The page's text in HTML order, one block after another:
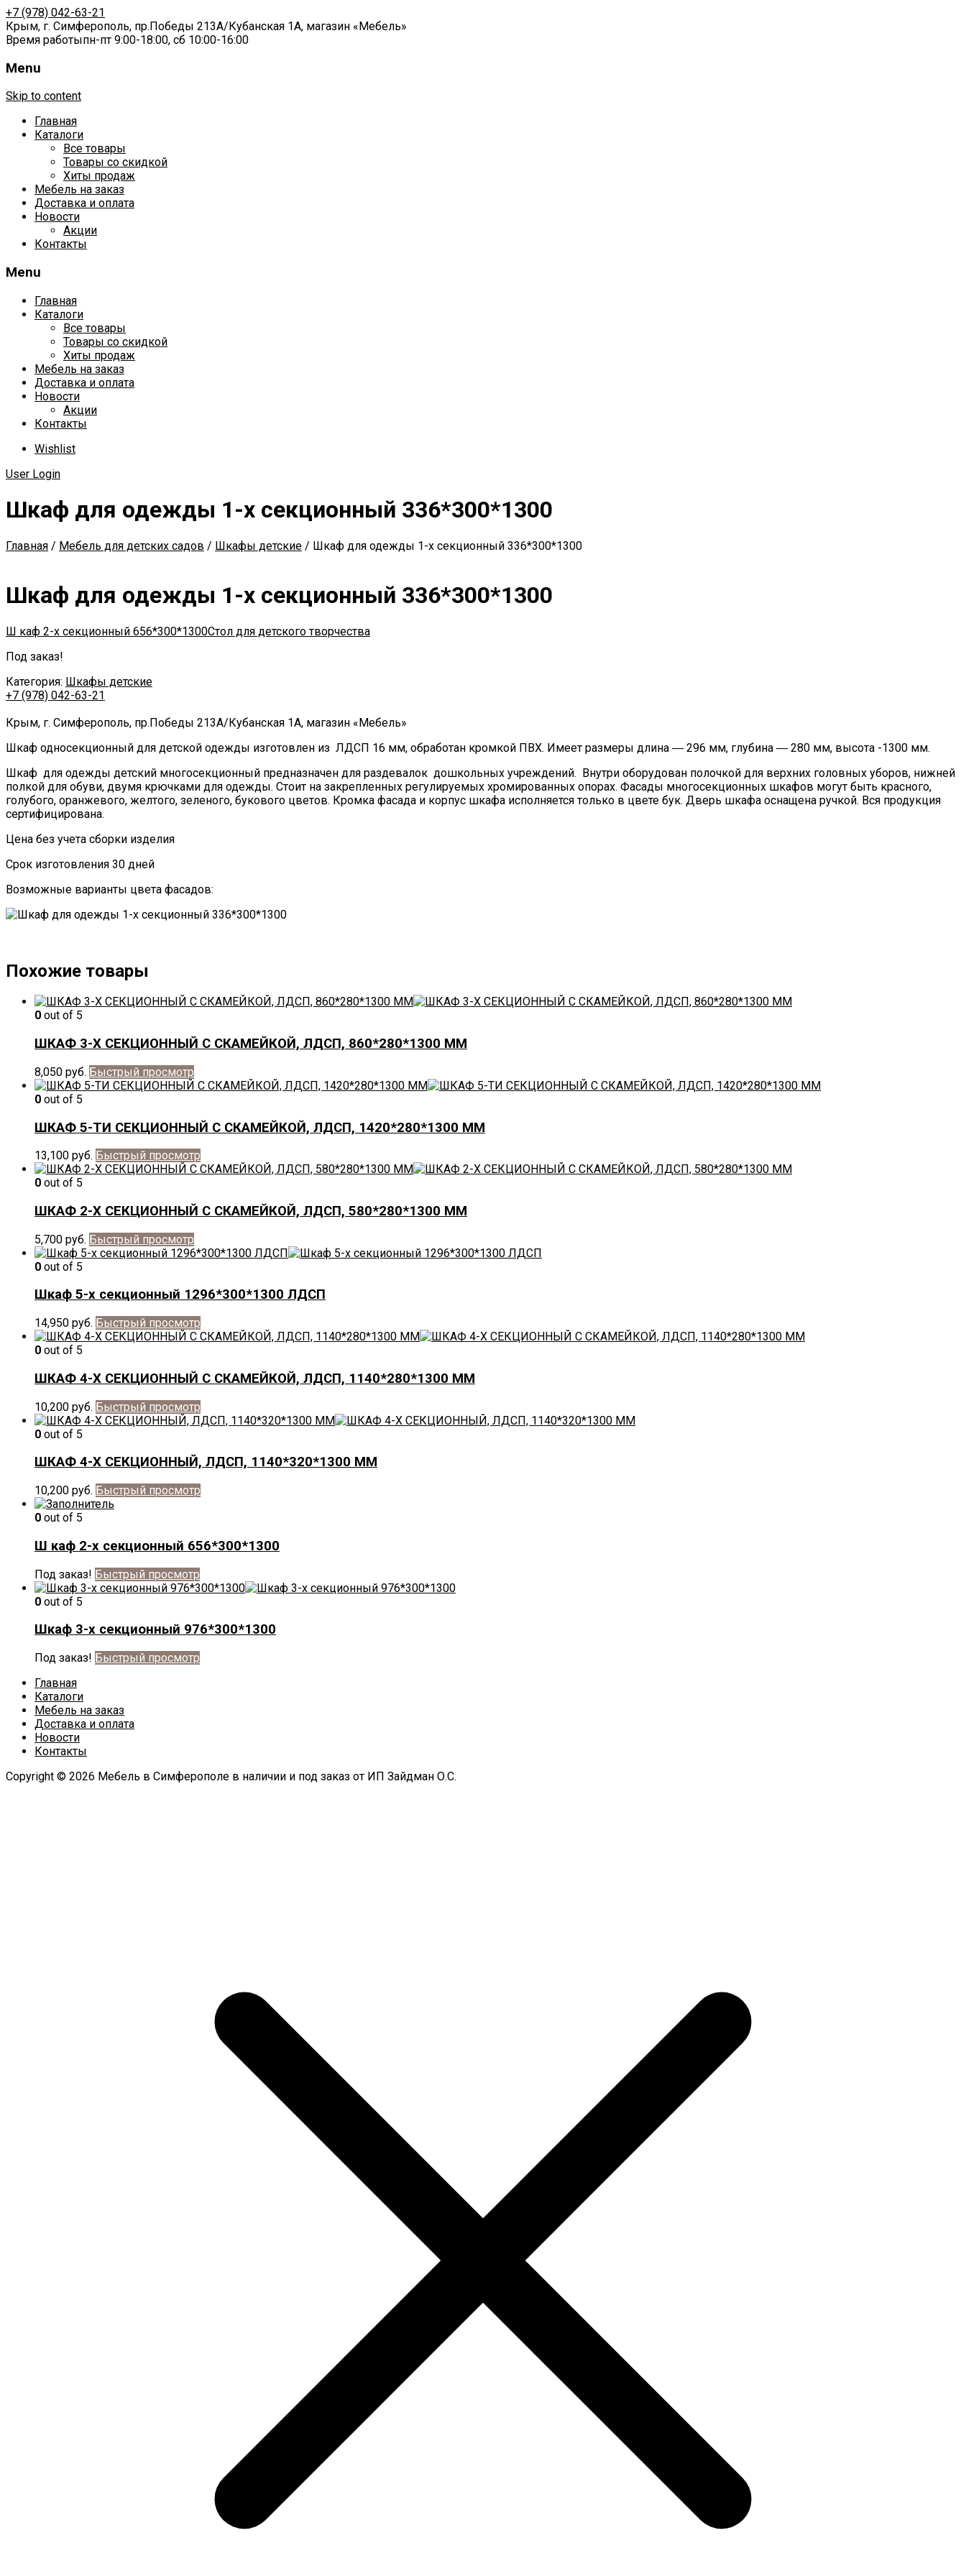
+7 (978) 042-63-21
Крым, г. Симферополь, пр.Победы 213А/Кубанская 1А, магазин «Мебель»
Время работыпн-пт 9:00-18:00, сб 10:00-16:00
Menu
Skip to content
Главная
Каталоги
Все товары
Товары со скидкой
Хиты продаж
Мебель на заказ
Доставка и оплата
Новости
Акции
Контакты
Menu
Главная
Каталоги
Все товары
Товары со скидкой
Хиты продаж
Мебель на заказ
Доставка и оплата
Новости
Акции
Контакты
Wishlist
User Login
Шкаф для одежды 1-х секционный 336*300*1300
Главная / Мебель для детских садов / Шкафы детские / Шкаф для одежды 1-х секционный 336*300*1300
Шкаф для одежды 1-х секционный 336*300*1300
Ш каф 2-х секционный 656*300*1300Стол для детского творчества
Под заказ!
Категория: Шкафы детские
+7 (978) 042-63-21
Крым, г. Симферополь, пр.Победы 213А/Кубанская 1А, магазин «Мебель»
Шкаф односекционный для детской одежды изготовлен из ЛДСП 16 мм, обработан кромкой ПВХ. Имеет размеры длина ― 296 мм, глубина ― 280 мм, высота -1300 мм.
Шкаф для одежды детский многосекционный предназначен для раздевалок дошкольных учреждений. Внутри оборудован полочкой для верхних головных уборов, нижней
полкой для обуви, двумя крючками для одежды. Стоит на закрепленных регулируемых хромированных опорах. Фасады многосекционных шкафов могут быть красного,
голубого, оранжевого, желтого, зеленого, букового цветов. Кромка фасада и корпус шкафа исполняется только в цвете бук. Дверь шкафа оснащена ручкой. Вся продукция
сертифицирована.
Цена без учета сборки изделия
Срок изготовления 30 дней
Возможные варианты цвета фасадов:
Похожие товары
0 out of 5
ШКАФ 3-Х СЕКЦИОННЫЙ С СКАМЕЙКОЙ, ЛДСП, 860*280*1300 ММ
8,050 руб. Быстрый просмотр
0 out of 5
ШКАФ 5-ТИ СЕКЦИОННЫЙ С СКАМЕЙКОЙ, ЛДСП, 1420*280*1300 ММ
13,100 руб. Быстрый просмотр
0 out of 5
ШКАФ 2-Х СЕКЦИОННЫЙ С СКАМЕЙКОЙ, ЛДСП, 580*280*1300 ММ
5,700 руб. Быстрый просмотр
0 out of 5
Шкаф 5-х секционный 1296*300*1300 ЛДСП
14,950 руб. Быстрый просмотр
0 out of 5
ШКАФ 4-Х СЕКЦИОННЫЙ С СКАМЕЙКОЙ, ЛДСП, 1140*280*1300 ММ
10,200 руб. Быстрый просмотр
0 out of 5
ШКАФ 4-Х СЕКЦИОННЫЙ, ЛДСП, 1140*320*1300 ММ
10,200 руб. Быстрый просмотр
0 out of 5
Ш каф 2-х секционный 656*300*1300
Под заказ! Быстрый просмотр
0 out of 5
Шкаф 3-х секционный 976*300*1300
Под заказ! Быстрый просмотр
Главная
Каталоги
Мебель на заказ
Доставка и оплата
Новости
Контакты
Copyright © 2026 Мебель в Симферополе в наличии и под заказ от ИП Зайдман О.С.